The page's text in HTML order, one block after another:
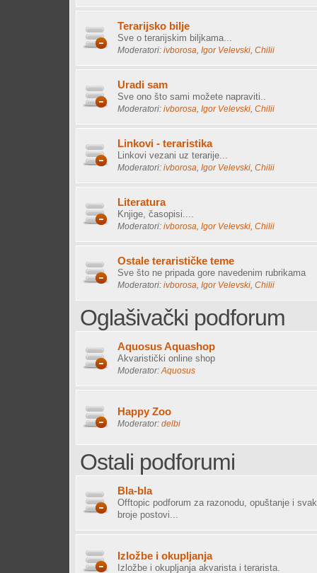
Terarijsko bilje
Sve o terarijskim biljkama...
Moderatori: ivborosa Igor Velevski Chilii
Uradi sam
Sve ono što sami možete napraviti..
Moderatori: ivborosa Igor Velevski Chilii
Linkovi - teraristika
Linkovi vezani uz terarije...
Moderatori: ivborosa Igor Velevski Chilii
Literatura
Knjige, časopisi....
Moderatori: ivborosa Igor Velevski Chilii
Ostale terarističke teme
Sve što ne pripada gore navedenim rubrikama
Moderatori: ivborosa Igor Velevski Chilii
Oglašivački podforum
Aquosus Aquashop
Akvaristički online shop
Moderator: Aquosus
Happy Zoo
Moderator: delbi
Ostali podforumi
Bla-bla
Offtopic podforum za razonodu, opuštanje i
broje postovi...
Izložbe i okupljanja
Izložbe i okupljanja akvarista i terarista.